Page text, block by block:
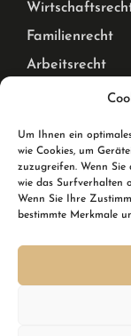
Um Ihnen ein
wie Cookies, um
zuzugreifen. Wenn Sie
wie das Surfverhalten
Wenn Sie Ihre
bestimmte Merkmale
Familienrecht
Arbeitsrecht
Mietrecht
Karlsruhe &
Wir sind Ihre
Breslauer Straße
Kennen Sie schon
um im